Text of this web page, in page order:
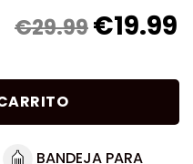
€29.99€19.99
BANDEJA PARA